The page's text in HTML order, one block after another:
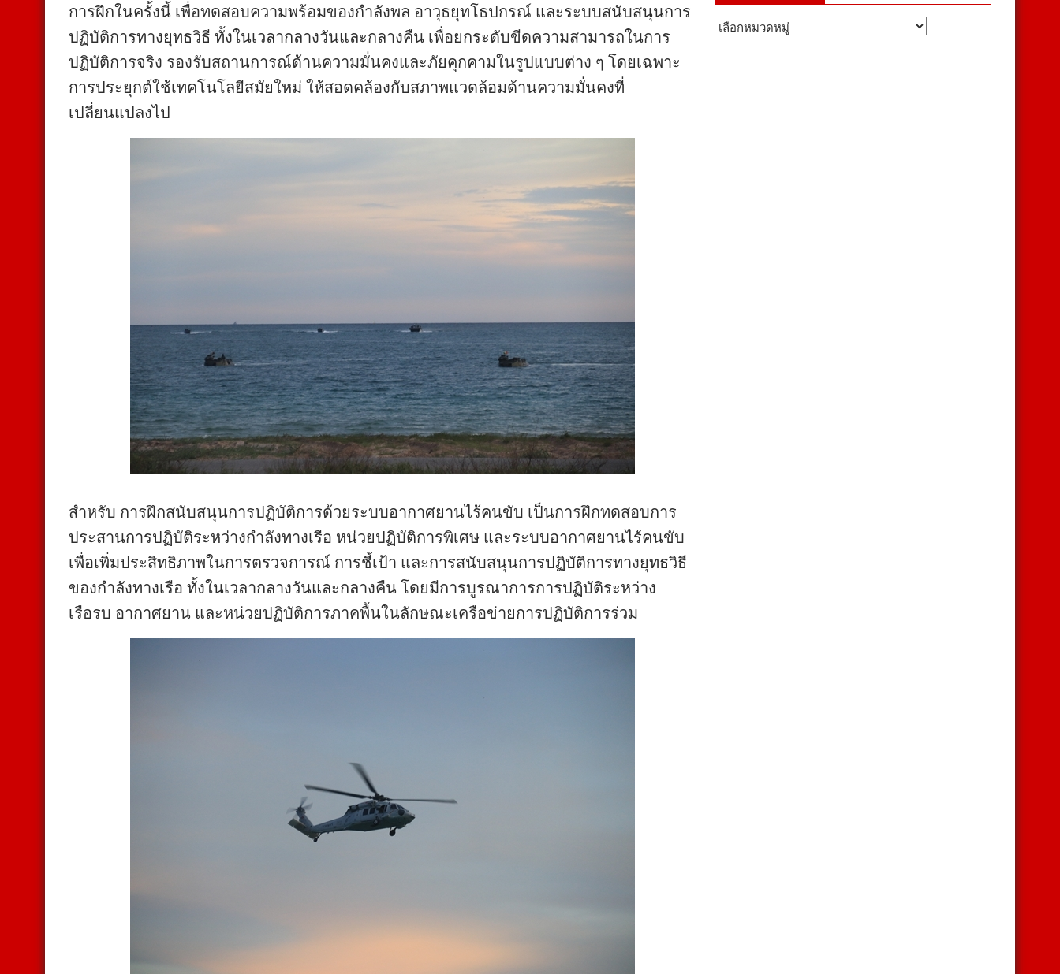
การฝึกในครั้งนี้ เพื่อทดสอบความพร้อมของกำลังพล อาวุธยุทโธปกรณ์ และระบบสนับสนุนการ
ปฏิบัติการทางยุทธวิธี ทั้งในเวลากลางวันและกลางคืน เพื่อยกระดับขีดความสามารถในการ
ปฏิบัติการจริง รองรับสถานการณ์ด้านความมั่นคงและภัยคุกคามในรูปแบบต่าง ๆ โดยเฉพาะ
การประยุกต์ใช้เทคโนโลยีสมัยใหม่ ให้สอดคล้องกับสภาพแวดล้อมด้านความมั่นคงที่
เปลี่ยนแปลงไป
สำหรับ การฝึกสนับสนุนการปฏิบัติการด้วยระบบอากาศยานไร้คนขับ เป็นการฝึกทดสอบการ
ประสานการปฏิบัติระหว่างกำลังทางเรือ หน่วยปฏิบัติการพิเศษ และระบบอากาศยานไร้คนขับ
เพื่อเพิ่มประสิทธิภาพในการตรวจการณ์ การชี้เป้า และการสนับสนุนการปฏิบัติการทางยุทธวิธี
ของกำลังทางเรือ ทั้งในเวลากลางวันและกลางคืน โดยมีการบูรณาการการปฏิบัติระหว่าง
เรือรบ อากาศยาน และหน่วยปฏิบัติการภาคพื้นในลักษณะเครือข่ายการปฏิบัติการร่วม
หมวด